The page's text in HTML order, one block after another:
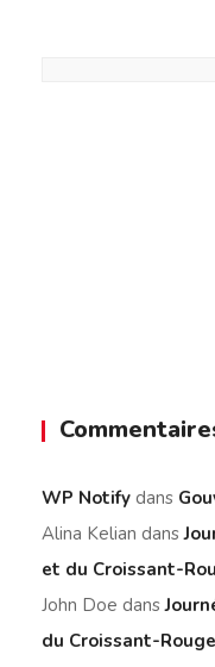
WP Notify dans
Alina Kelian dans
et du Croissant-
John Doe dans
du Croissant-